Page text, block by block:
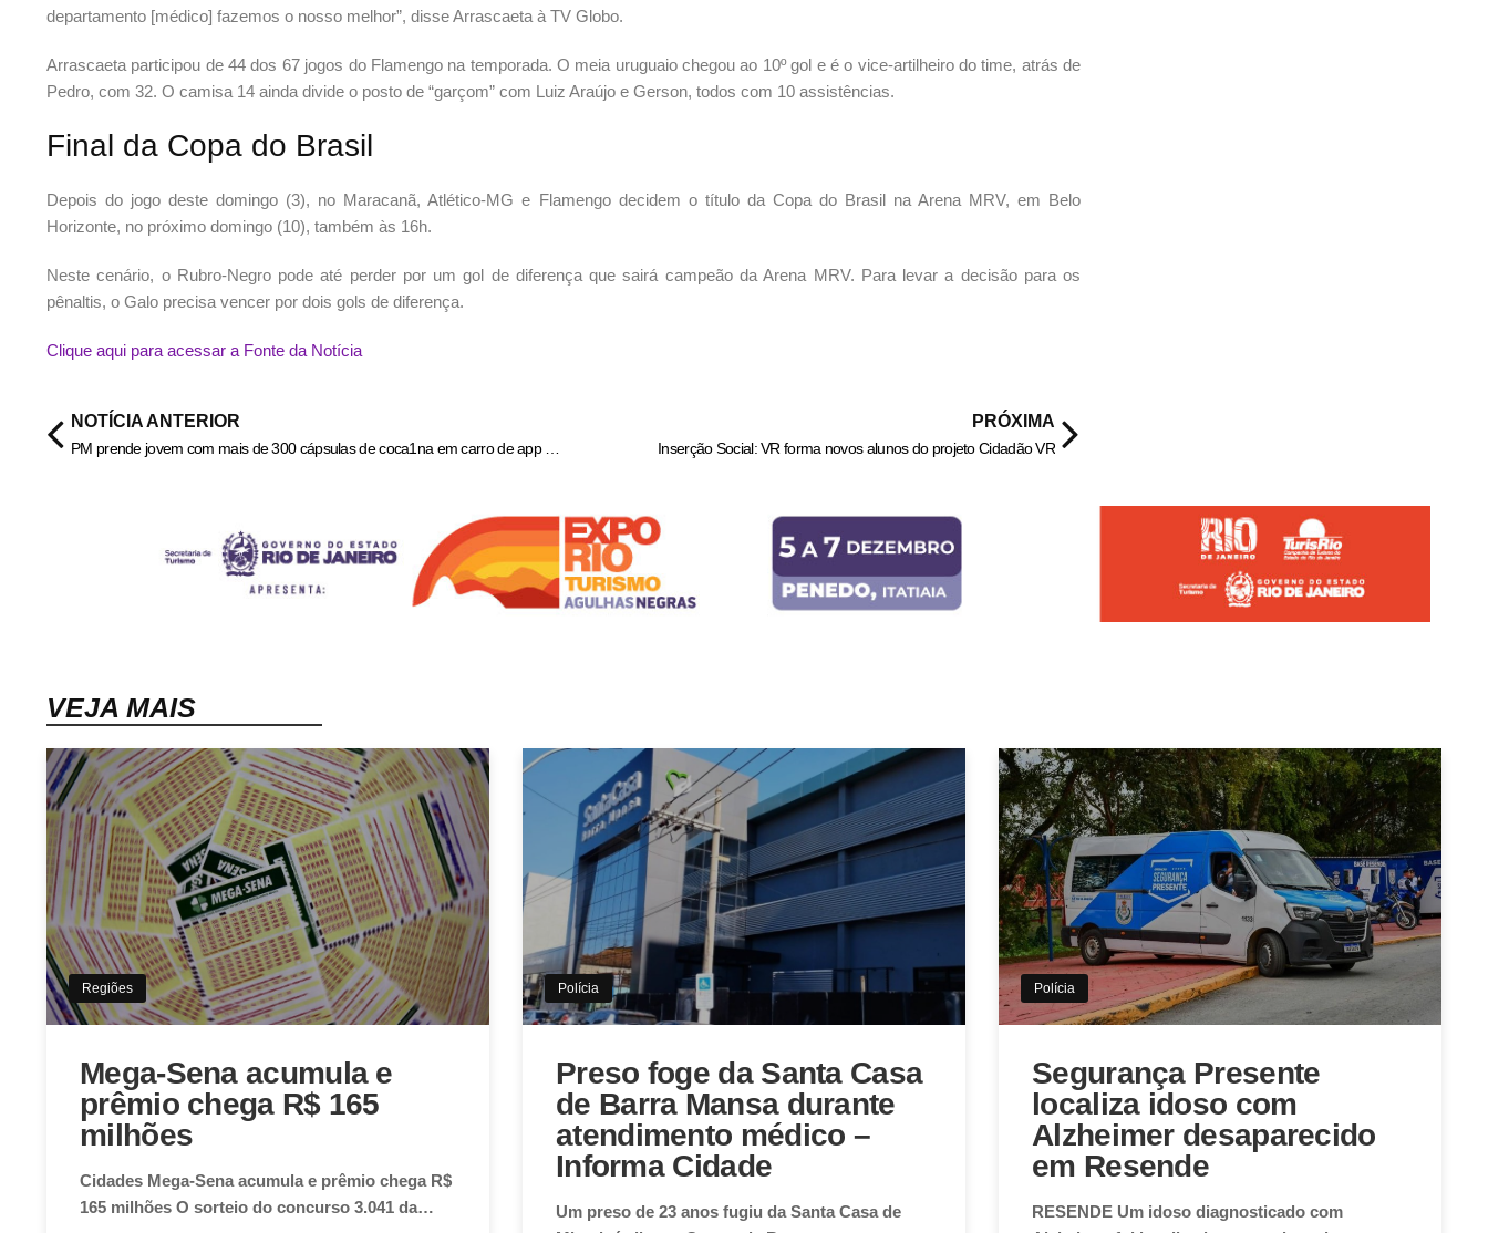
departamento [médico] fazemos o nosso melhor”, disse Arrascaeta à TV Globo.
Arrascaeta participou de 44 dos 67 jogos do Flamengo na temporada. O meia uruguaio chegou ao 10º gol e é o vice-artilheiro do time, atrás de
Pedro, com 32. O camisa 14 ainda divide o posto de “garçom” com Luiz Araújo e Gerson, todos com 10 assistências.
Final da Copa do Brasil
Depois do jogo deste domingo (3), no Maracanã, Atlético-MG e Flamengo decidem o título da Copa do Brasil na Arena MRV, em Belo
Horizonte, no próximo domingo (10), também às 16h.
Neste cenário, o Rubro-Negro pode até perder por um gol de diferença que sairá campeão da Arena MRV. Para levar a decisão para os
pênaltis, o Galo precisa vencer por dois gols de diferença.
Clique aqui para acessar a Fonte da Notícia
NOTÍCIA ANTERIOR PRÓXIMA
Inserção Social: VR forma novos alunos do projeto Cidadão VR
VEJA MAIS
Regiões
Mega-Sena acumula e
prêmio chega R$ 165
milhões
Cidades Mega-Sena acumula e prêmio chega R$
165 milhões O sorteio do concurso 3.041 da…
Polícia
Preso foge da Santa Casa
de Barra Mansa durante
atendimento médico –
Informa Cidade
Um preso de 23 anos fugiu da Santa Casa de
Polícia
Segurança Presente
localiza idoso com
Alzheimer desaparecido
em Resende
RESENDE Um idoso diagnosticado com